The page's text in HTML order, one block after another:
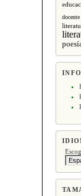
docente